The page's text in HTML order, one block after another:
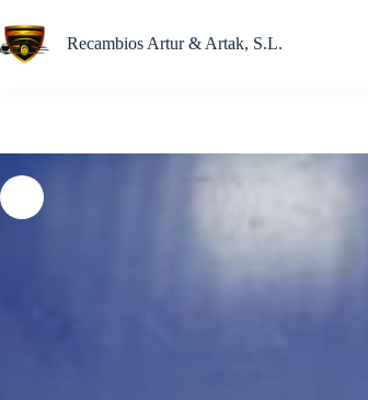
al
contenido Recambios Artur & Artak, S.L.